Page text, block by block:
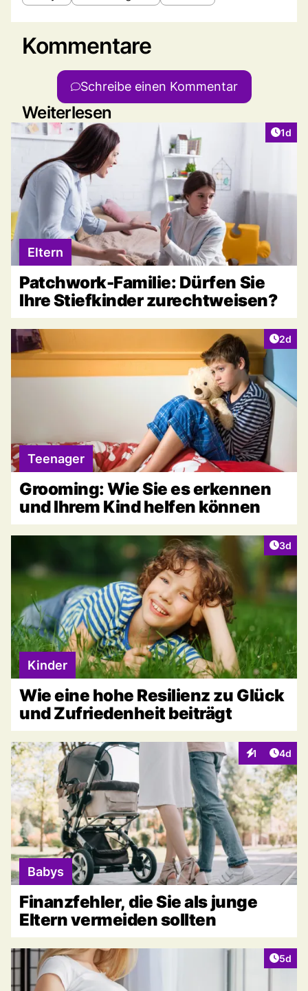
Kommentare
Schreibe einen Kommentar
Weiterlesen
1d
Eltern
Patchwork-Familie: Dürfen Sie
Ihre Stiefkinder zurechtweisen?
2d
Teenager
Grooming: Wie Sie es erkennen
und Ihrem Kind helfen können
3d
Kinder
Wie eine hohe Resilienz zu Glück
und Zufriedenheit beiträgt
1
Interaktionen
4d
Babys
Finanzfehler, die Sie als junge
Eltern vermeiden sollten
5d